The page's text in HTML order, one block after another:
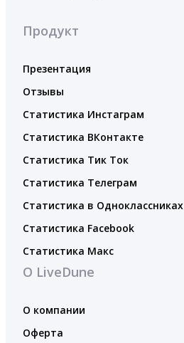
Продукт
Презентация
Отзывы
Статистика Инстаграм
Статистика ВКонтакте
Статистика Тик Ток
Статистика Телеграм
Статистика в Одноклассниках
Статистика Facebook
Статистика Макс
О LiveDune
О компании
Оферта